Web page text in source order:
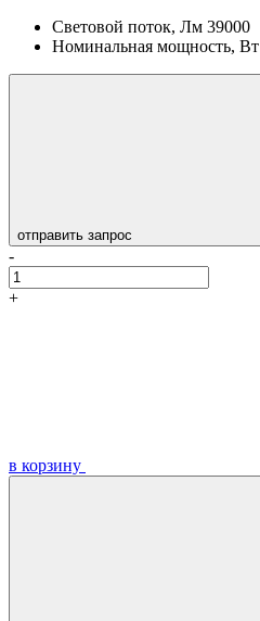
Световой поток, Лм 39000
Номинальная мощность, Вт
отправить запрос
-
+
в корзину